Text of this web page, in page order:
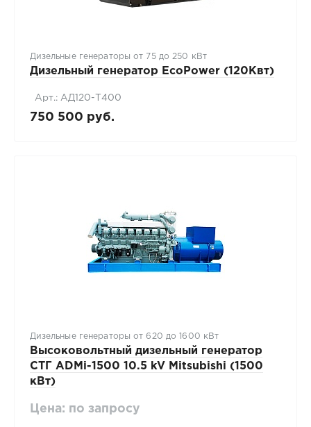
Дизельные генераторы от 75 до 250 кВт
Дизельный генератор EcoPower (120Квт)
Арт.: АД120-T400
750 500 руб.
Дизельные генераторы от 620 до 1600 кВт
Высоковольтный дизельный генератор
СТГ ADMi-1500 10.5 kV Mitsubishi (1500
кВт)
Цена: по запросу